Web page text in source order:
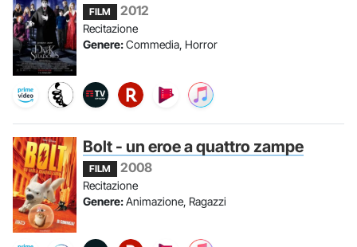
FILM 2012
Recitazione
Genere:Commedia, Horror
Bolt - un eroe a quattro zampe
FILM 2008
Recitazione
Genere:Animazione, Ragazzi